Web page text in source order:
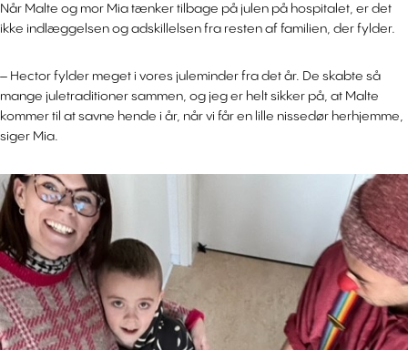
Når Malte og mor Mia tænker tilbage på julen på hospitalet, er det
ikke indlæggelsen og adskillelsen fra resten af familien, der fylder.
– Hector fylder meget i vores juleminder fra det år. De skabte så
mange juletraditioner sammen, og jeg er helt sikker på, at Malte
kommer til at savne hende i år, når vi får en lille nissedør herhjemme,
siger Mia.